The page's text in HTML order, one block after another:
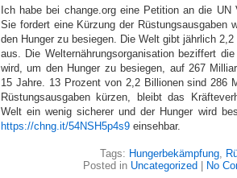
Ich habe bei change.org eine Petition an die UN
Sie fordert eine Kürzung der Rüstungsausgaben
den Hunger zu besiegen. Die Welt gibt jährlich
aus. Die Welternährungsorganisation beziffert
wird, um den Hunger zu besiegen, auf 267
15 Jahre. 13 Prozent von 2,2 Billionen sind 286
Rüstungsausgaben kürzen, bleibt das
Welt ein wenig sicherer und der Hunger wird
https://chng.it/54NSH5p4s9 einsehbar.
Tags: Hungerbekämpfung,
Posted in Uncategorized No